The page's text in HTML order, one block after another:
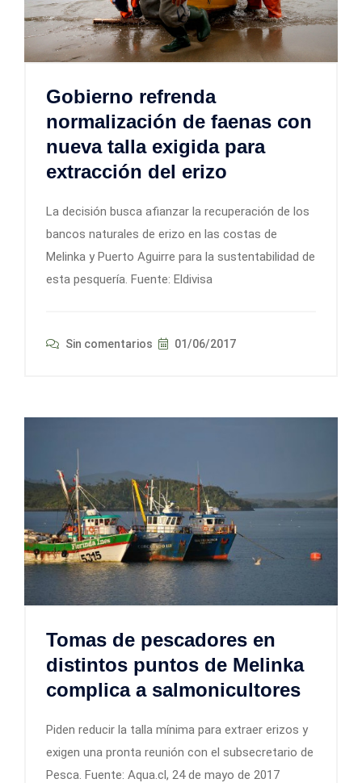
Gobierno refrenda
normalización de faenas con
nueva talla exigida para
extracción del erizo
La decisión busca afianzar la recuperación de los
bancos naturales de erizo en las costas de
Melinka y Puerto Aguirre para la sustentabilidad de
esta pesquería. Fuente: Eldivisa
Sin comentarios 01/06/2017
Tomas de pescadores en
distintos puntos de Melinka
complica a salmonicultores
Piden reducir la talla mínima para extraer erizos y
exigen una pronta reunión con el subsecretario de
Pesca. Fuente: Aqua.cl, 24 de mayo de 2017